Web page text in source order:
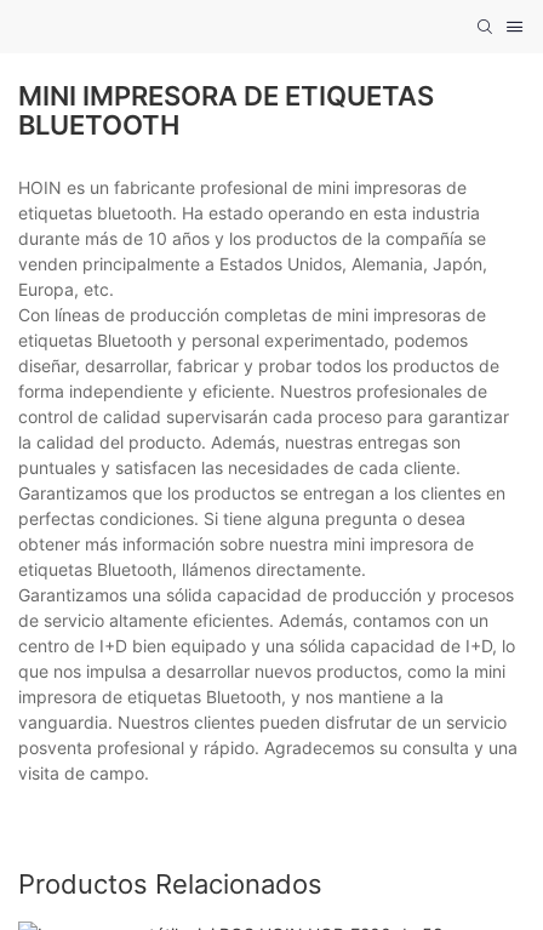
MINI IMPRESORA DE ETIQUETAS
BLUETOOTH
HOIN es un fabricante profesional de mini impresoras de
etiquetas bluetooth. Ha estado operando en esta industria
durante más de 10 años y los productos de la compañía se
venden principalmente a Estados Unidos, Alemania, Japón,
Europa, etc.
Con líneas de producción completas de mini impresoras de
etiquetas Bluetooth y personal experimentado, podemos
diseñar, desarrollar, fabricar y probar todos los productos de
forma independiente y eficiente. Nuestros profesionales de
control de calidad supervisarán cada proceso para garantizar
la calidad del producto. Además, nuestras entregas son
puntuales y satisfacen las necesidades de cada cliente.
Garantizamos que los productos se entregan a los clientes en
perfectas condiciones. Si tiene alguna pregunta o desea
obtener más información sobre nuestra mini impresora de
etiquetas Bluetooth, llámenos directamente.
Garantizamos una sólida capacidad de producción y procesos
de servicio altamente eficientes. Además, contamos con un
centro de I+D bien equipado y una sólida capacidad de I+D, lo
que nos impulsa a desarrollar nuevos productos, como la mini
impresora de etiquetas Bluetooth, y nos mantiene a la
vanguardia. Nuestros clientes pueden disfrutar de un servicio
posventa profesional y rápido. Agradecemos su consulta y una
visita de campo.
Productos Relacionados